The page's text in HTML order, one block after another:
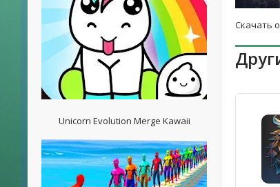
Unicorn Evolution Merge Kawaii
Скачать